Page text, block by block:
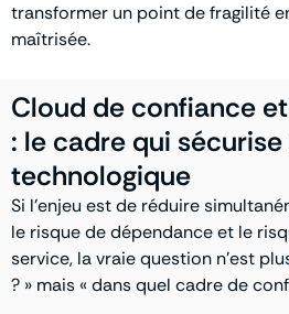
transformer un point de fragilité
maîtrisée.
Cloud de confiance
: le cadre qui
technologique
Si l’enjeu est de réduire
le risque de dépendance et le
service, la vraie question n’est
? » mais « dans quel cadre de